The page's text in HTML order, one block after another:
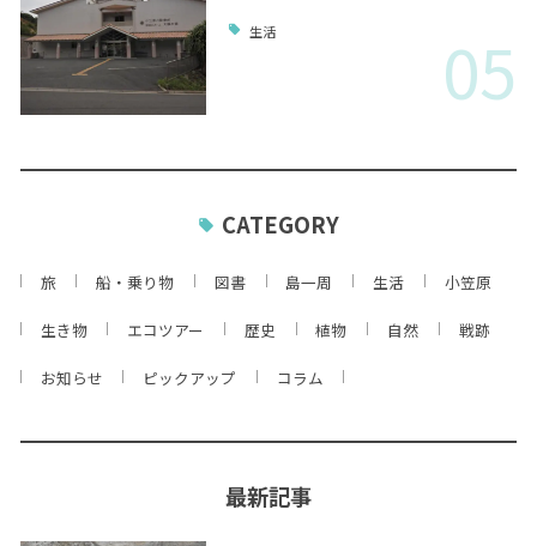
生活 05
CATEGORY
旅 船・乗り物 図書 島一周 生活 小笠原
生き物 エコツアー 歴史 植物 自然 戦跡
お知らせ ピックアップ コラム
最新記事